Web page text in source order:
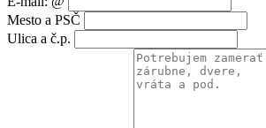
Mesto a PSČ
Ulica a č.p.